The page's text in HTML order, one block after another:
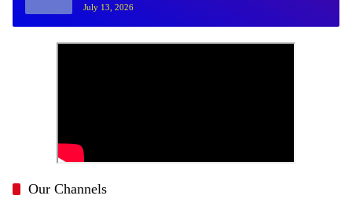
July 13, 2026
Our Channels